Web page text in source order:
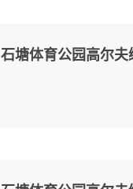
石塘体育公园高尔